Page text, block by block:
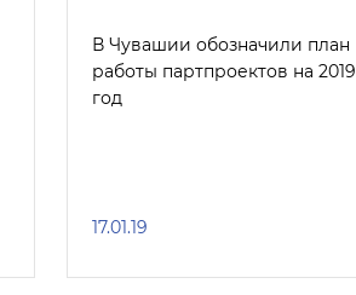
В Чувашии обозначили план
работы партпроектов на 2019
год
17.01.19